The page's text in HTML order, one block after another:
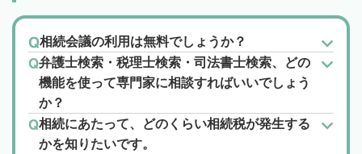
相続会議の利用は無料でしょうか？
弁護士検索・税理士検索・司法書士検索、どの
機能を使って専門家に相談すればいいでしょう
か？
相続にあたって、どのくらい相続税が発生する
かを知りたいです。